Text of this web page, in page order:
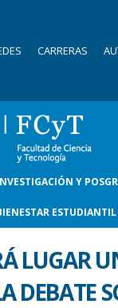
CARRERAS
Y
ESTUDIANTIL
LUGAR
DEBATE